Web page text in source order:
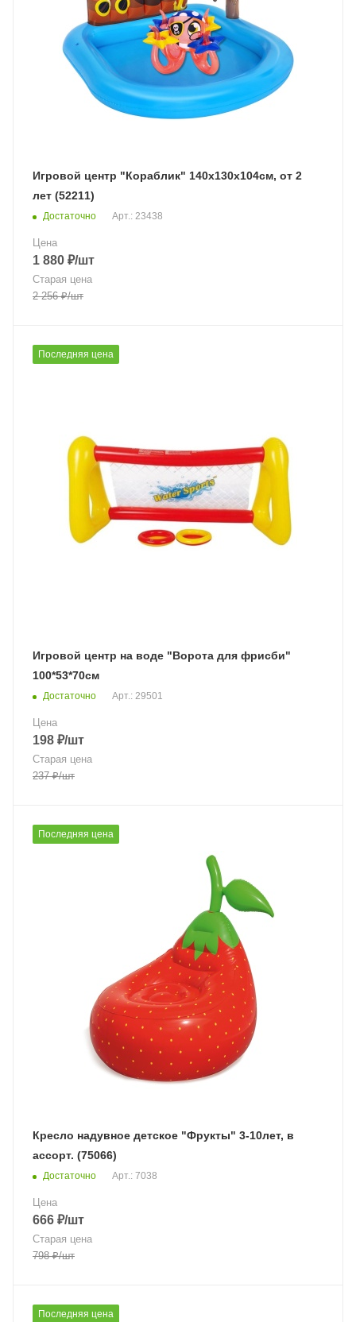
Игровой центр "Кораблик" 140х130х104см, от 2
лет (52211)
Достаточно Арт.: 23438
Цена
1 880 ₽/шт
Старая цена
2 256₽/шт
Последняя цена
Игровой центр на воде "Ворота для фрисби"
100*53*70см
Достаточно Арт.: 29501
Цена
198 ₽/шт
Старая цена
237₽/шт
Последняя цена
Кресло надувное детское "Фрукты" 3-10лет, в
ассорт. (75066)
Достаточно Арт.: 7038
Цена
666 ₽/шт
Старая цена
798₽/шт
Последняя цена